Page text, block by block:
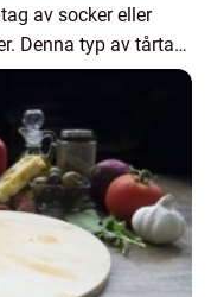
av socker eller
Denna typ av tårta